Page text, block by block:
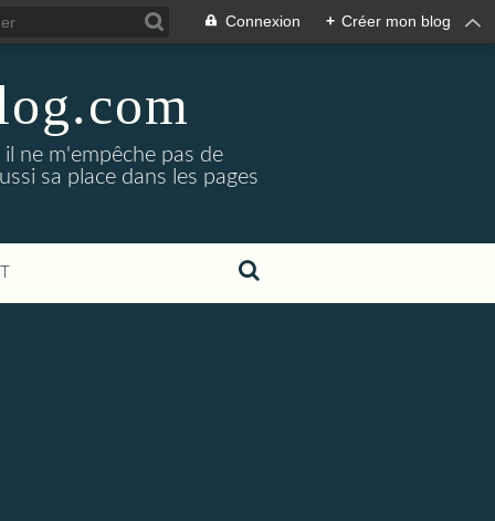
Connexion + Créer mon blog
ne m'empêche pas de
sa place dans les pages